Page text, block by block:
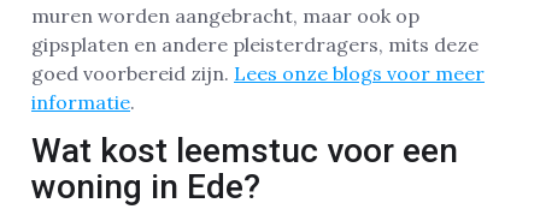
muren worden aangebracht, maar ook op
gipsplaten en andere pleisterdragers, mits deze
goed voorbereid zijn. Lees onze blogs voor meer
informatie.
Wat kost leemstuc voor een
woning in Ede?